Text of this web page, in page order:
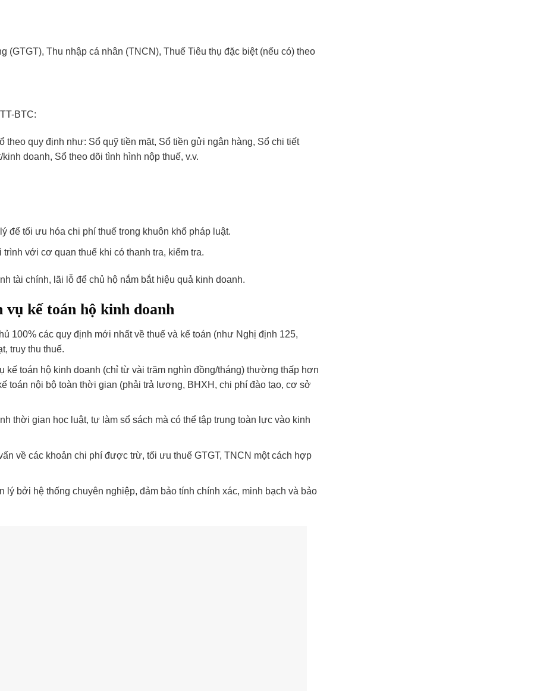
(GTGT), Thu nhập cá nhân (TNCN), Thuế Tiêu thụ đặc biệt (nếu có) theo
BTC:
theo quy định như: Sổ quỹ tiền mặt, Sổ tiền gửi ngân hàng, Sổ chi tiết
doanh, Sổ theo dõi tình hình nộp thuế, v.v.
để tối ưu hóa chi phí thuế trong khuôn khổ pháp luật.
với cơ quan thuế khi có thanh tra, kiểm tra.
tài chính, lãi lỗ để chủ hộ nắm bắt hiệu quả kinh doanh.
kế toán hộ kinh doanh
100% các quy định mới nhất về thuế và kế toán (như Nghị định 125,
truy thu thuế.
kế toán hộ kinh doanh (chỉ từ vài trăm nghìn đồng/tháng) thường thấp hơn
toán nội bộ toàn thời gian (phải trả lương, BHXH, chi phí đào tạo, cơ sở
thời gian học luật, tự làm sổ sách mà có thể tập trung toàn lực vào kinh
về các khoản chi phí được trừ, tối ưu thuế GTGT, TNCN một cách hợp
lý bởi hệ thống chuyên nghiệp, đảm bảo tính chính xác, minh bạch và bảo